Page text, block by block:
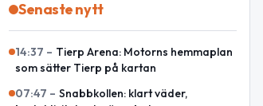
Senaste nytt
14:37 – Tierp Arena: Motorns hemmaplan
som sätter Tierp på kartan
07:47 – Snabbkollen: klart väder,